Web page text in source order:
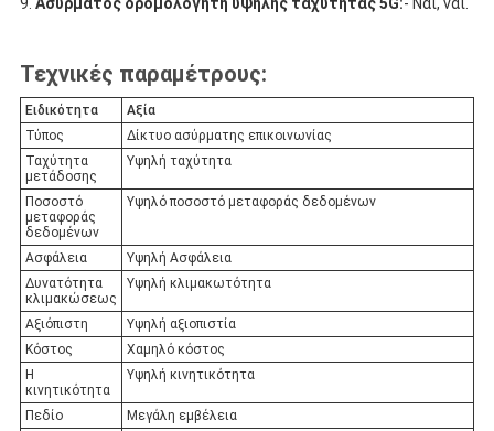
Ασύρματος δρομολογητή υψηλής ταχύτητας 5G:- Ναι, ναι.
Τεχνικές παραμέτρους:
Ειδικότητα
Αξία
Τύπος
Δίκτυο ασύρματης επικοινωνίας
Ταχύτητα
μετάδοσης
Υψηλή ταχύτητα
Ποσοστό
μεταφοράς
δεδομένων
Υψηλό ποσοστό μεταφοράς δεδομένων
Ασφάλεια
Υψηλή Ασφάλεια
Δυνατότητα
κλιμακώσεως
Υψηλή κλιμακωτότητα
Αξιόπιστη
Υψηλή αξιοπιστία
Κόστος
Χαμηλό κόστος
Η
κινητικότητα
Υψηλή κινητικότητα
Πεδίο
Μεγάλη εμβέλεια